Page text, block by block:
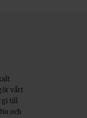
vårt
till
och